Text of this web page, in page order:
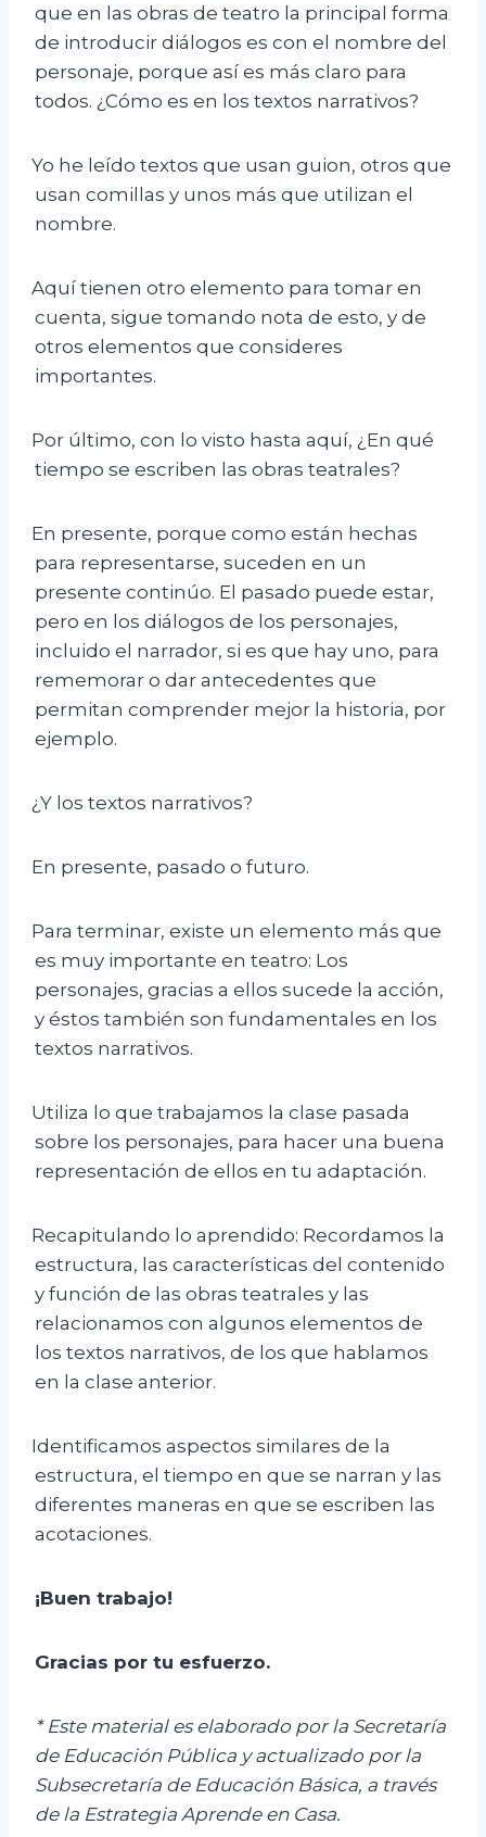
que en las obras de teatro la principal forma
de introducir diálogos es con el nombre del
personaje, porque así es más claro para
todos. ¿Cómo es en los textos narrativos?
Yo he leído textos que usan guion, otros que
usan comillas y unos más que utilizan el
nombre.
Aquí tienen otro elemento para tomar en
cuenta, sigue tomando nota de esto, y de
otros elementos que consideres
importantes.
Por último, con lo visto hasta aquí, ¿En qué
tiempo se escriben las obras teatrales?
En presente, porque como están hechas
para representarse, suceden en un
presente continúo. El pasado puede estar,
pero en los diálogos de los personajes,
incluido el narrador, si es que hay uno, para
rememorar o dar antecedentes que
permitan comprender mejor la historia, por
ejemplo.
¿Y los textos narrativos?
En presente, pasado o futuro.
Para terminar, existe un elemento más que
es muy importante en teatro: Los
personajes, gracias a ellos sucede la acción,
y éstos también son fundamentales en los
textos narrativos.
Utiliza lo que trabajamos la clase pasada
sobre los personajes, para hacer una buena
representación de ellos en tu adaptación.
Recapitulando lo aprendido: Recordamos la
estructura, las características del contenido
y función de las obras teatrales y las
relacionamos con algunos elementos de
los textos narrativos, de los que hablamos
en la clase anterior.
Identificamos aspectos similares de la
estructura, el tiempo en que se narran y las
diferentes maneras en que se escriben las
acotaciones.
¡Buen trabajo!
Gracias por tu esfuerzo.
* Este material es elaborado por la Secretaría
de Educación Pública y actualizado por la
Subsecretaría de Educación Básica, a través
de la Estrategia Aprende en Casa.